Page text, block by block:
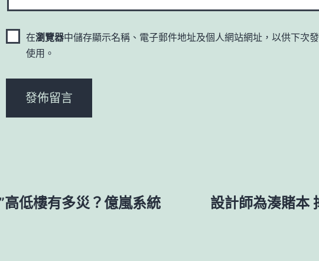
在瀏覽器中儲存顯示名稱、電子郵件地址及個人網站網址，以供下次
使用。
高低樓有多災？億嵐系統
設計師為湊賭本